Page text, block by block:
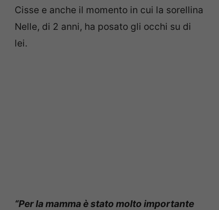
Cisse e anche il momento in cui la sorellina
Nelle, di 2 anni, ha posato gli occhi su di
lei.
“Per la mamma è stato molto importante